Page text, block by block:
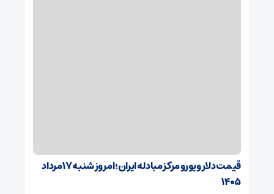
قیمت دلار و یورو مرکز مبادله ایران؛ امروز شنبه ۱۷ مرداد
۱۴۰۵